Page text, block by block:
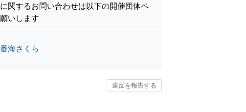
関するお問い合わせは以下の開催団体ペ
いします
海さくら